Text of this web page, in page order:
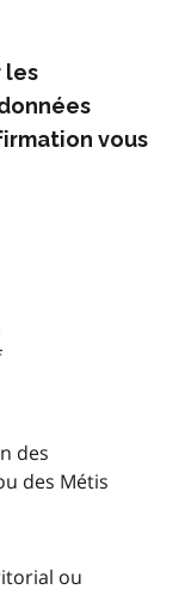
les
vous
des
des Métis
ou